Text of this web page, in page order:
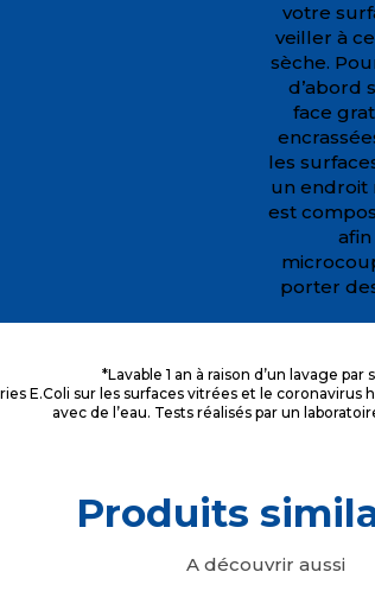
votre
veiller à
sèche.
d’abord
face
les
un endroit
est
porter
*Lavable 1 an à raison d’un lavage par
E.Coli sur les surfaces vitrées et le
avec de l’eau. Tests réalisés par un
Produits
A découvrir aussi